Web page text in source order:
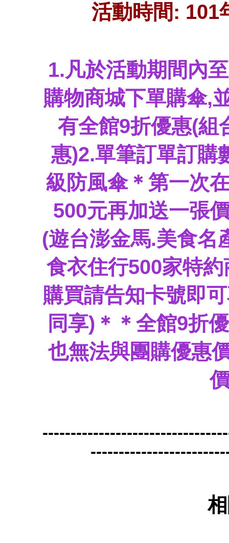
活動時間: 101
1.凡於活動期間內
購物商城下單購傘,
有全館9折優惠(組
惠)2.單筆訂單訂購
級防風傘＊第一次
500元再加送一張
(遊台澎金馬.美食名
食衣住行500家特
購買請告知卡號即
同享)＊ ＊全館9折
也無法與團購優惠